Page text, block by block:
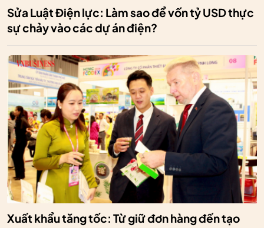
Sửa Luật Điện lực: Làm sao để vốn tỷ USD thực
sự chảy vào các dự án điện?
Xuất khẩu tăng tốc: Từ giữ đơn hàng đến tạo